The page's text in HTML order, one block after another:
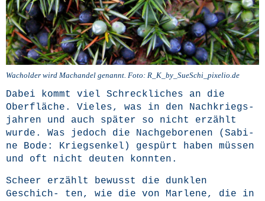
Wachol­der wird Machan­del genannt. Foto: R_K_by_SueSchi_pixelio.de
Dabei kommt viel Schreck­li­ches an die
Ober­flä­che. Vie­les, was in den Nach­kriegs-
jah­ren und auch spä­ter so nicht erzählt
wur­de. Was jedoch die Nach­ge­bo­re­nen ( Sabi­
ne Bode: Kriegs­en­kel ) gespürt haben müs­sen
und oft nicht deu­ten konnten.
Scheer erzählt bewusst die dunk­len
Geschich- ten, wie die von Mar­le­ne, die in